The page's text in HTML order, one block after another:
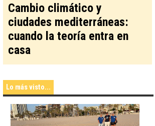
Cambio climático y
ciudades mediterráneas:
cuando la teoría entra en
casa
Lo más visto...